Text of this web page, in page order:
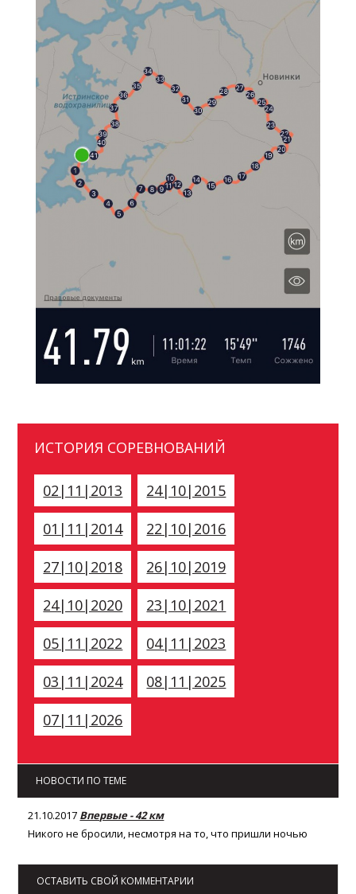
ИСТОРИЯ СОРЕВНОВАНИЙ
02|11|2013
24|10|2015
01|11|2014
22|10|2016
27|10|2018
26|10|2019
24|10|2020
23|10|2021
05|11|2022
04|11|2023
03|11|2024
08|11|2025
07|11|2026
НОВОСТИ ПО ТЕМЕ
21.10.2017 Впервые - 42 км
Никого не бросили, несмотря на то, что пришли ночью
ОСТАВИТЬ СВОЙ КОММЕНТАРИИ